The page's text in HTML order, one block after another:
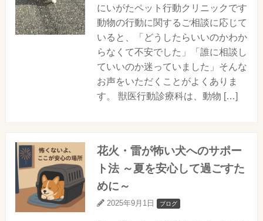
にいがたペット行動クリニックです
動物の行動に関するご相談に応じて
いると、「どうしたらいいのかわか
らなくて不安でした」「誰に相談し
ていいのか迷っていました」そんな
お声をいただくことがよくありま
す。 獣医行動診療科は、動物 […]
花火・雷が怖い犬へのサポー
ト法 ～夏を安心して過ごすた
めに～
2025年9月1日 ブログ